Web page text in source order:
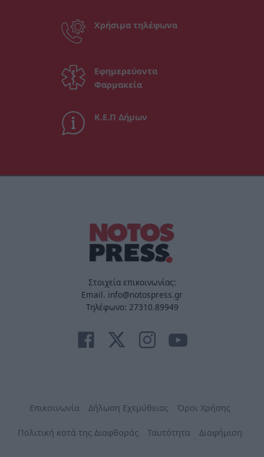
Χρήσιμα τηλέφωνα
Εφημερεύοντα
Φαρμακεία
Κ.Ε.Π Δήμων
Στοιχεία επικοινωνίας:
Email. info@notospress.gr
Τηλέφωνο: 27310.89949
Επικοινωνία Δήλωση Εχεμύθειας Όροι Χρήσης
Πολιτική κατά της Διαφθοράς Ταυτότητα Διαφήμιση